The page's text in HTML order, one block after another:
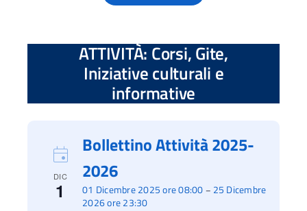
ATTIVITÀ: Corsi, Gite,
Iniziative culturali e
informative
DIC
1 01 Dicembre 2025 ore 08:00 – 25 Dicembre
2026 ore 23:30
Bollettino Attività 2025-
2026